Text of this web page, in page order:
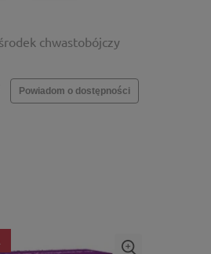
chwastobójczy
Powiadom o dostępności